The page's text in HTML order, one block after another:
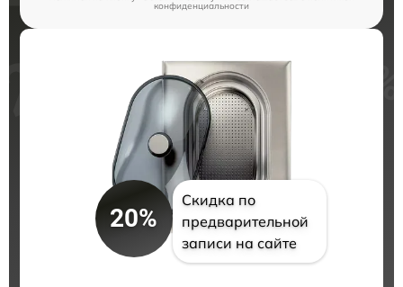
конфиденциальности
20%
Скидка по
предварительной
записи на сайте